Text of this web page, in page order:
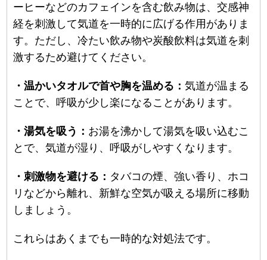
ーヒーなどのカフェインを含む飲み物は、交感神
経を刺激して気道を一時的に広げる作用がありま
す。ただし、冷たい飲み物や炭酸飲料は気道を刺
激するため避けてください。
・温かいタオルで首や胸を温める：気道が温まる
ことで、呼吸が少し楽になることがあります。
・湯気を吸う： お湯を沸かして湯気を吸い込むこ
とで、気道が湿り、呼吸がしやすくなります。
・刺激物を避ける： タバコの煙、強い香り、ホコ
リなどから離れ、新鮮な空気が吸える場所に移動
しましょう。
これらはあくまでも一時的な対処法です。